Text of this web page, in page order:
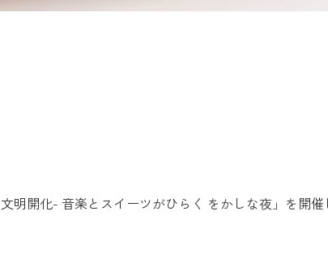
明開化- 音楽とスイーツがひらく をかしな夜」を開催